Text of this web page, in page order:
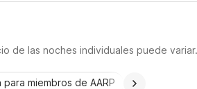
de las noches individuales puede variar.
para miembros de AARP